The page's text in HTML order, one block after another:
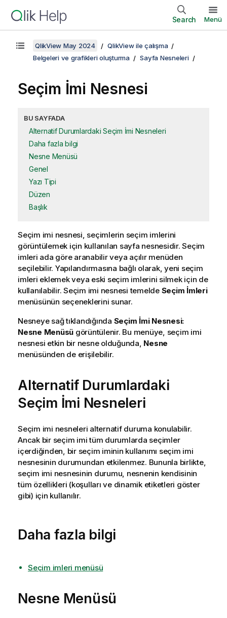
Search Menü
QlikView May 2024
QlikView ile çalışma
Belgeleri ve grafikleri oluşturma
Sayfa Nesneleri
Seçim İmi Nesnesi
BU SAYFADA
Alternatif Durumlardaki Seçim İmi Nesneleri
Daha fazla bilgi
Nesne Menüsü
Genel
Yazı Tipi
Düzen
Başlık
Seçim imi nesnesi, seçimlerin seçim imlerini
görüntülemek için kullanılan sayfa nesnesidir. Seçim
imleri ada göre aranabilir veya açılır menüden
seçilebilir. Yapılandırmasına bağlı olarak, yeni seçim
imleri eklemek veya eski seçim imlerini silmek için de
kullanılabilir. Seçim imi nesnesi temelde Seçim İmleri
menüsünün seçeneklerini sunar.
Nesneye sağ tıklandığında Seçim İmi Nesnesi:
Nesne Menüsü görüntülenir. Bu menüye, seçim imi
nesnesi etkin bir nesne olduğunda, Nesne
menüsünden de erişilebilir.
Alternatif Durumlardaki
Seçim İmi Nesneleri
Seçim imi nesneleri alternatif duruma konulabilir.
Ancak bir seçim imi tüm durumlarda seçimler
içerdiğinden, bir seçim iminin kullanımı seçim imi
nesnesinin durumundan etkilenmez. Bununla birlikte,
seçim imi nesnesinin durumu, nesnenin kendisinin
tüm özellikleri (koşulları ve dinamik etiketleri göster
gibi) için kullanılır.
Daha fazla bilgi
Seçim imleri menüsü
Nesne Menüsü